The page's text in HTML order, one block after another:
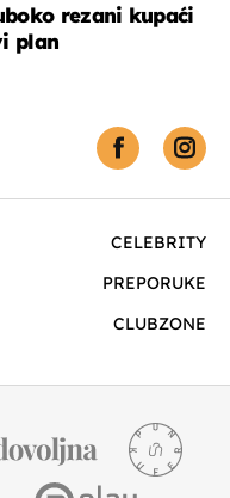
rezani kupaći
plan
CELEBRITY
PREPORUKE
CLUBZONE